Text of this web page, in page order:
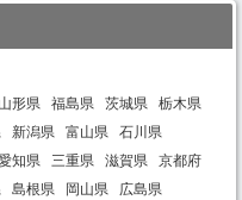
山形県 福島県 茨城県
栃木県
新潟県 富山県
石川県
知県 三重県 滋賀県
京都府
島根県 岡山県
広島県